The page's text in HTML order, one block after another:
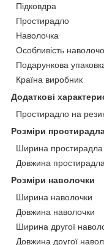
Підковдра
Простирадло
Наволочка
Особливість
Подарункова
Країна виробник
Додаткові
Простирадло на
Розміри
Ширина простирадла
Довжина простирадла
Розміри наволочки
Ширина наволочки
Довжина наволочки
Ширина другої
Довжина другої